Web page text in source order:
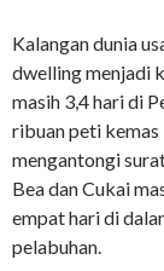
Kalangan dunia
dwelling menjadi
masih 3,4 hari di
ribuan peti kemas
mengantongi
Bea dan Cukai
empat hari di
pelabuhan.